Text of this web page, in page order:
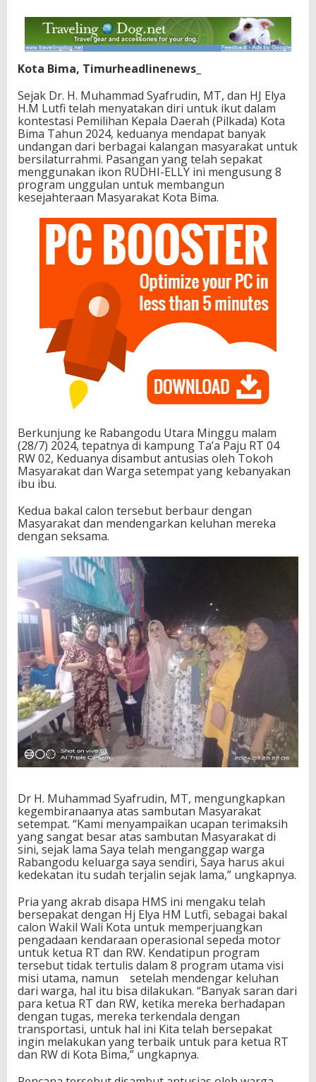
Kota Bima, Timurheadlinenews_
Sejak Dr. H. Muhammad Syafrudin, MT, dan HJ Elya
H.M Lutfi telah menyatakan diri untuk ikut dalam
kontestasi Pemilihan Kepala Daerah (Pilkada) Kota
Bima Tahun 2024, keduanya mendapat banyak
undangan dari berbagai kalangan masyarakat untuk
bersilaturrahmi. Pasangan yang telah sepakat
menggunakan ikon RUDHI-ELLY ini mengusung 8
program unggulan untuk membangun
kesejahteraan Masyarakat Kota Bima.
Berkunjung ke Rabangodu Utara Minggu malam
(28/7) 2024, tepatnya di kampung Ta’a Paju RT 04
RW 02, Keduanya disambut antusias oleh Tokoh
Masyarakat dan Warga setempat yang kebanyakan
ibu ibu.
Kedua bakal calon tersebut berbaur dengan
Masyarakat dan mendengarkan keluhan mereka
dengan seksama.
Dr H. Muhammad Syafrudin, MT, mengungkapkan
kegembiranaanya atas sambutan Masyarakat
setempat. “Kami menyampaikan ucapan terimaksih
yang sangat besar atas sambutan Masyarakat di
sini, sejak lama Saya telah menganggap warga
Rabangodu keluarga saya sendiri, Saya harus akui
kedekatan itu sudah terjalin sejak lama,” ungkapnya.
Pria yang akrab disapa HMS ini mengaku telah
bersepakat dengan Hj Elya HM Lutfi, sebagai bakal
calon Wakil Wali Kota untuk memperjuangkan
pengadaan kendaraan operasional sepeda motor
untuk ketua RT dan RW. Kendatipun program
tersebut tidak tertulis dalam 8 program utama visi
misi utama, namun setelah mendengar keluhan
dari warga, hal itu bisa dilakukan. “Banyak saran dari
para ketua RT dan RW, ketika mereka berhadapan
dengan tugas, mereka terkendala dengan
transportasi, untuk hal ini Kita telah bersepakat
ingin melakukan yang terbaik untuk para ketua RT
dan RW di Kota Bima,” ungkapnya.